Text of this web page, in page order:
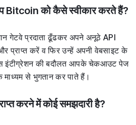
Bitcoin को कैसे स्वीकार करते हैं?
गेटवे प्रदाता ढूँढकर अपने अनूठे API
प्राप्त करें व फिर उन्हें अपनी वेबसाइट के
इंटीग्रेशन की बदौलत आपके चेकआउट पेज
से भुगतान कर पाते हैं।
करने में कोई समझदारी है?